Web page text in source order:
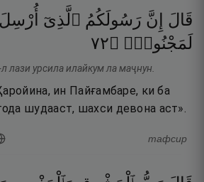
قَالَ إِنَّ رَسُولَكُمُ ٱلَّذِىٓ أُرْسِلَ
لَمَجْنُونٌۭ ۝٢٧
лази урсила илайкум ла маҷнун.
ин Пайғамбаре, ки ба
шудааст, шахси девона аст».
тафсир